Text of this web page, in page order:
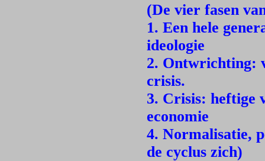
(De vier fasen
1. Een hele
ideologie
2. Ontwrichting:
crisis.
3. Crisis: heftige
economie
4. Normalisatie,
de cyclus zich)